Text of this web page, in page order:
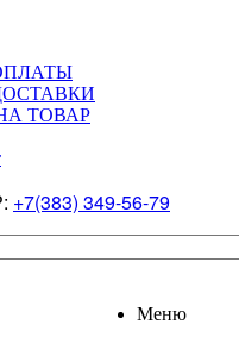
ТОВАР
+7(383) 349-56-79
Меню